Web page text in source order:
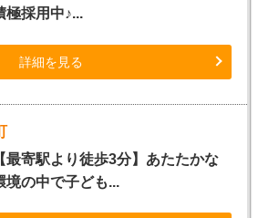
極採用中♪...
詳細を見る
【最寄駅より徒歩3分】あたたかな
境の中で子ども...